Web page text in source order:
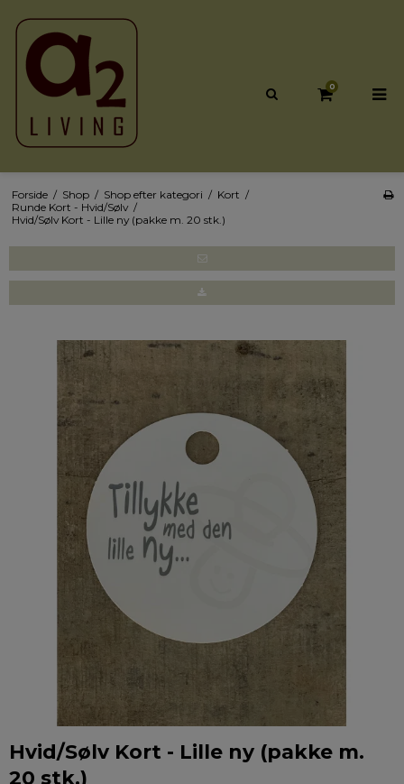
0
Forside / Shop / Shop efter kategori / Kort /
Runde Kort - Hvid/Sølv /
Hvid/Sølv Kort - Lille ny (pakke m. 20 stk.)
Hvid/Sølv Kort - Lille ny (pakke m.
20 stk.)